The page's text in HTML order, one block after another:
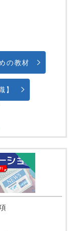
の教材